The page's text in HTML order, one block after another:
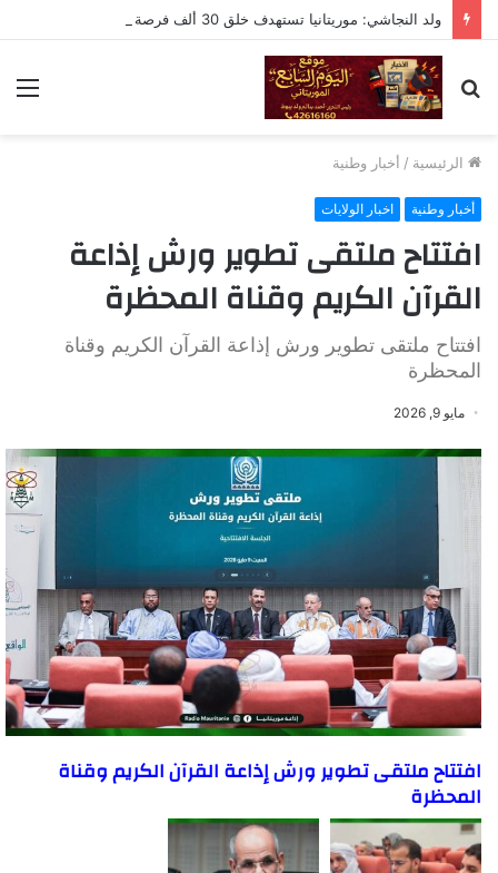
بحث
عن
الرئيسية / أخبار وطنية
أخبار وطنية اخبار الولايات
افتتاح ملتقى تطوير ورش إذاعة
القرآن الكريم وقناة المحظرة
افتتاح ملتقى تطوير ورش إذاعة القرآن الكريم وقناة
المحظرة
مايو 9, 2026
افتتاح ملتقى تطوير ورش إذاعة القرآن الكريم وقناة
المحظرة